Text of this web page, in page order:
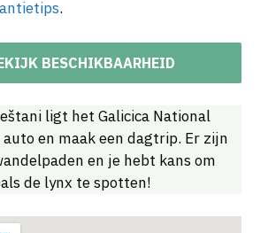
.
BESCHIKBAARHEID
ligt het Galicica National
en maak een dagtrip. Er zijn
en je hebt kans om
de lynx te spotten!